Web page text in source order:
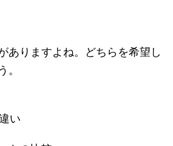
ありますよね。どちらを希望し
。
い